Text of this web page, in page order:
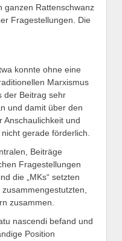
ganzen Rattenschwanz
Fragestellungen. Die
konnte ohne eine
Marxismus
der Beitrag sehr
und damit über den
Anschaulichkeit und
gerade förderlich.
Beiträge
Fragestellungen
die „MKs“ setzten
zusammen.
nascendi befand und
Position